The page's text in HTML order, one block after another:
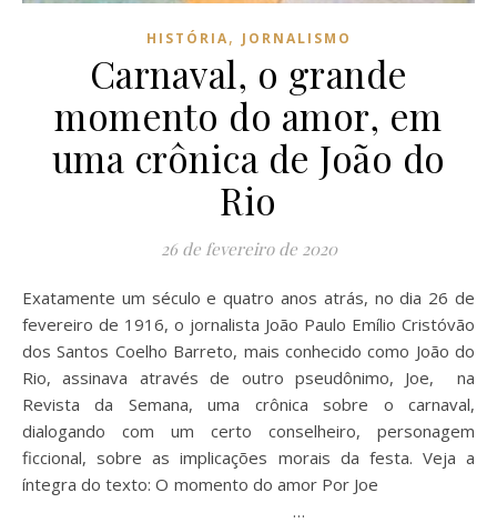
HISTÓRIA, JORNALISMO
Carnaval, o grande
momento do amor, em
uma crônica de João do
Rio
26 de fevereiro de 2020
Exatamente um século e quatro anos atrás, no dia 26 de
fevereiro de 1916, o jornalista João Paulo Emílio Cristóvão
dos Santos Coelho Barreto, mais conhecido como João do
Rio, assinava através de outro pseudônimo, Joe, na
Revista da Semana, uma crônica sobre o carnaval,
dialogando com um certo conselheiro, personagem
ficcional, sobre as implicações morais da festa. Veja a
íntegra do texto: O momento do amor Por Joe
…